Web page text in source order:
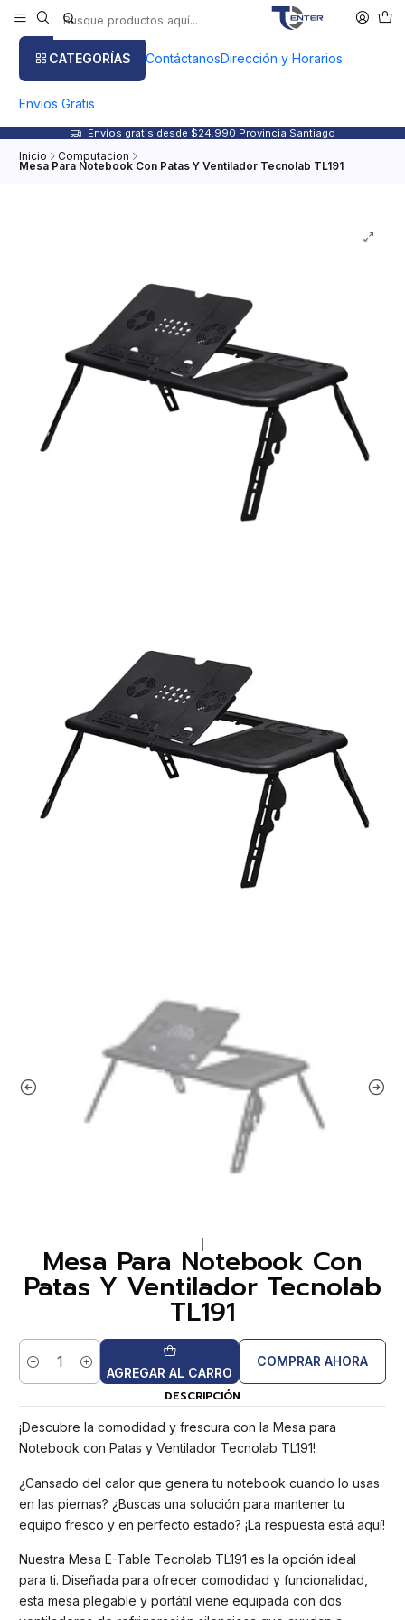
CATEGORÍAS ContáctanosDirección y Horarios
Envíos Gratis
Envíos gratis desde $24.990 Provincia Santiago
Inicio Computacion
Mesa Para Notebook Con Patas Y Ventilador Tecnolab TL191
Mesa Para Notebook Con
Patas Y Ventilador Tecnolab
TL191
Cantidad AGREGAR AL CARRO
COMPRAR AHORA
DESCRIPCIÓN
¡Descubre la comodidad y frescura con la Mesa para
Notebook con Patas y Ventilador Tecnolab TL191!
¿Cansado del calor que genera tu notebook cuando lo usas
en las piernas? ¿Buscas una solución para mantener tu
equipo fresco y en perfecto estado? ¡La respuesta está aquí!
Nuestra Mesa E-Table Tecnolab TL191 es la opción ideal
para ti. Diseñada para ofrecer comodidad y funcionalidad,
esta mesa plegable y portátil viene equipada con dos